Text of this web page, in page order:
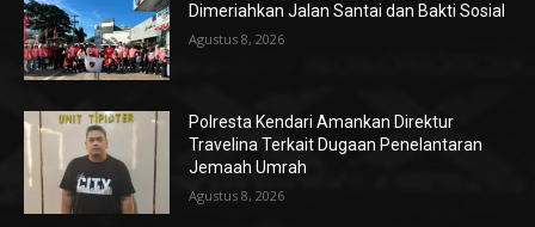
Dimeriahkan Jalan Santai dan Bakti Sosial
Agustus 8, 2026
Polresta Kendari Amankan Direktur
Travelina Terkait Dugaan Penelantaran
Jemaah Umrah
Agustus 8, 2026